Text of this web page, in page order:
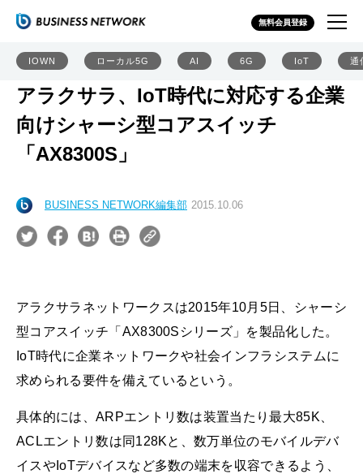
無料会員登録
IOWN ローカル5G AI 6G IoT 通
アラクサラ、IoT時代に対応する企業
向けシャーシ型コアスイッチ
「AX8300S」
BUSINESS NETWORK編集部 2015.10.06
アラクサラネットワークスは2015年10月5日、シャーシ
型コアスイッチ「AX8300Sシリーズ」を製品化した。
IoT時代に企業ネットワークや社会インフラシステムに
求められる要件を備えているという。
具体的には、ARPエントリ数は装置当たり最大85K、
ACLエントリ数は同128Kと、数万単位のモバイルデバ
イスやIoTデバイスなど多数の端末を収容できるよう、